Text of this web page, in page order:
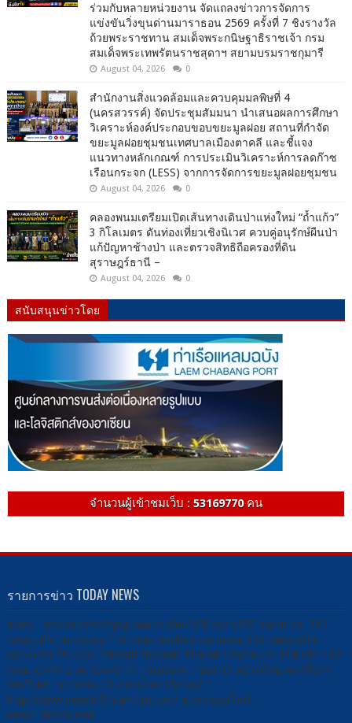
ร่วมกับหลายหน่วยงาน จัดแถลงข่าวการจัดการ
แข่งขันวิ่งขุนด่านมาราธอน 2569 ครั้งที่ 7 ชิงรางวัล
ถ้วยพระราชทาน สมเด็จพระกนิษฐาธิราชเจ้า กรม
สมเด็จพระเทพรัตนราชสุดาฯ สยามบรมราชกุมารี
August 04, 2026 0
สำนักงานสิ่งแวดล้อมและควบคุมมลพิษที่ 4
(นครสวรรค์) จัดประชุมสัมมนา นำเสนอผลการศึกษา
วิเคราะห์องค์ประกอบขอบขยะมูลฝอย สถานที่กำจัด
ขยะมูลฝอยชุมชนเทศบาลเมืองตาคลี และชี้แจง
แนวทางหลักเกณฑ์ การประเมินวิเคราะห์การลดก๊าซ
เรือนกระจก (LESS) จากการจัดการขยะมูลฝอยชุมชน
August 04, 2026 0
คลองพนมเตรียมเปิดเส้นทางเดินป่าแห่งใหม่ “ถ้ำแก้ว”
3 กิโลเมตร ดันท่องเที่ยวเชิงนิเวศ ควบคู่อนุรักษ์ผืนป่า
แก้ปัญหาช้างป่า และตรวจสิทธิถือครองที่ดิน
สุราษฎร์ธานี –
August 04, 2026 0
สนับสนุนข่าวโดย
จำนวนผู้เข้าชมเว็บ : 53169770คน
รายการข่าว TODAY NEWS
รับชม -ผ่านกล่องรับสัญญาณดาวเทียมได้ที่ กล่อง PSI หมายเลข 212
กล่อง IPM หมายเลข 115 กล่อง Sunbox หมายเลข 113 กล่อง DTV
หมายเลข 79 กล่อง Infosat/ Ideasat/ Thaisat / หมายเลข 114 หรือ 167
กล่อง GMM Z หมายเลข141 Facebook : ช่อง 13 สยามไทย สถานีข่าว
YouTube : ข่าวช่อง 13 สยามไทย เว็บไซต์ :
http://www.newstv13siamthai.com/ ชมสดออนไลน์ :
www.13livetv.com